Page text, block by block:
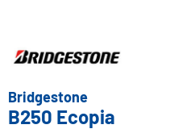
Bridgestone
B250 Ecopia